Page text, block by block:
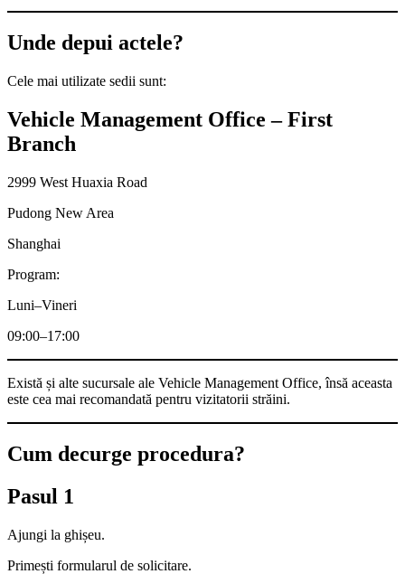
Unde depui actele?
Cele mai utilizate sedii sunt:
Vehicle Management Office – First
Branch
2999 West Huaxia Road
Pudong New Area
Shanghai
Program:
Luni–Vineri
09:00–17:00
Există și alte sucursale ale Vehicle Management Office, însă aceasta
este cea mai recomandată pentru vizitatorii străini.
Cum decurge procedura?
Pasul 1
Ajungi la ghișeu.
Primești formularul de solicitare.